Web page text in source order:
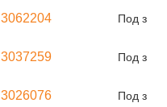
3062204 Под
3037259 Под
3026076 Под